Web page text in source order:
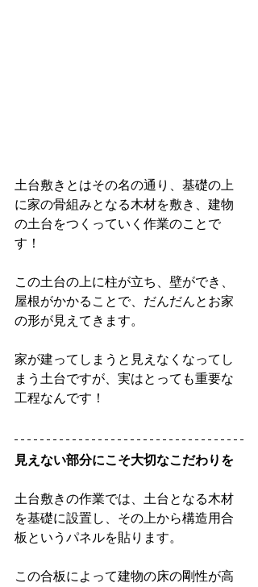
土台敷きとはその名の通り、基礎の上
に家の骨組みとなる木材を敷き、建物
の土台をつくっていく作業のことで
す！
この土台の上に柱が立ち、壁ができ、
屋根がかかることで、だんだんとお家
の形が見えてきます。
家が建ってしまうと見えなくなってし
まう土台ですが、実はとっても重要な
工程なんです！
見えない部分にこそ大切なこだわりを
土台敷きの作業では、土台となる木材
を基礎に設置し、その上から構造用合
板というパネルを貼ります。
この合板によって建物の床の剛性が高